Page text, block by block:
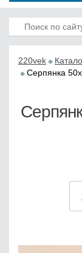
220vek
Серпянка